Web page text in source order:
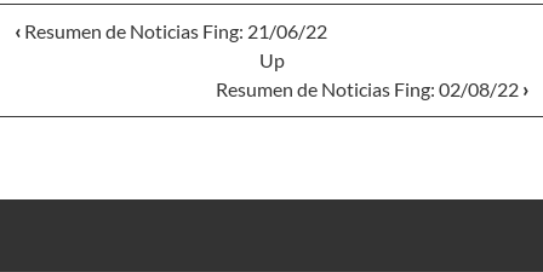
‹ Resumen de Noticias Fing: 21/06/22
Up
Resumen de Noticias Fing: 02/08/22 ›